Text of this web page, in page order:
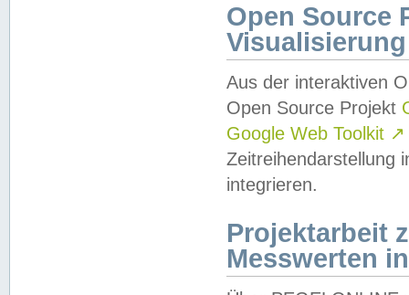
Open Source
Visualisierung
Aus der interaktiven
Open Source Projekt
Google Web Toolkit ↗
Zeitreihendarstellung
integrieren.
Projektarbeit
Messwerten